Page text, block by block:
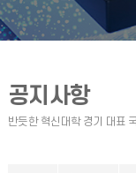
공지사항